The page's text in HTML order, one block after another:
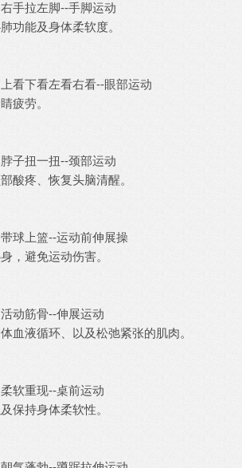
手拉左脚--手脚运动
功能及身体柔软度。
看下看左看右看--眼部运动
疲劳。
子扭一扭--颈部运动
酸疼、恢复头脑清醒。
球上篮--运动前伸展操
，避免运动伤害。
动筋骨--伸展运动
血液循环、以及松弛紧张的肌肉。
软重现--桌前运动
保持身体柔软性。